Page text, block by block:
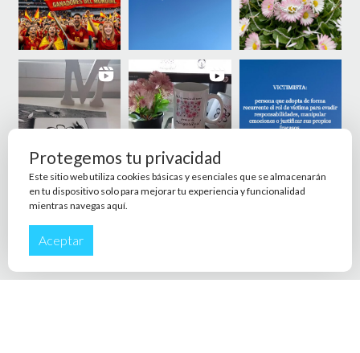
Protegemos tu privacidad
Este sitio web utiliza cookies básicas y esenciales que se almacenarán
en tu dispositivo solo para mejorar tu experiencia y funcionalidad
mientras navegas aquí.
Aceptar